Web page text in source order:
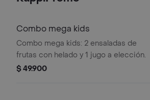
Combo mega kids
Combo mega kids: 2 ensaladas de
frutas con helado y 1 jugo a elección.
$ 49.900